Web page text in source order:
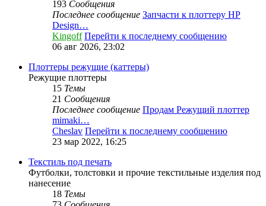
193 Сообщения
Последнее сообщение Запчасти к плоттеру HP
Design…
Kingoff Перейти к последнему сообщению
06 авг 2026, 23:02
Плоттеры режущие (каттеры)
Режущие плоттеры
15 Темы
21 Сообщения
Последнее сообщение Продам Режущий плоттер
mimaki…
Cheslav Перейти к последнему сообщению
23 мар 2022, 16:25
Текстиль под печать
Футболки, толстовки и прочие текстильные изделия под
нанесение
18 Темы